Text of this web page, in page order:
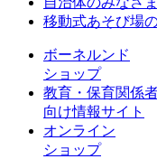
移動式あそび場
ボーネルンド
ショップ
教育・保育関係
向け情報サイト
オンライン
ショップ